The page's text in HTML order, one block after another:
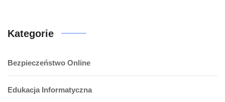
Kategorie
Bezpieczeństwo Online
Edukacja Informatyczna